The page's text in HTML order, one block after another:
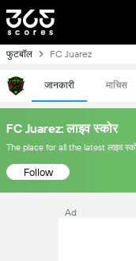
फुटबॉल FC Juarez
जानकारी माचिस
FC Juarez: लाइव स्कोर
The place for all the latest लाइव
Follow
Ad